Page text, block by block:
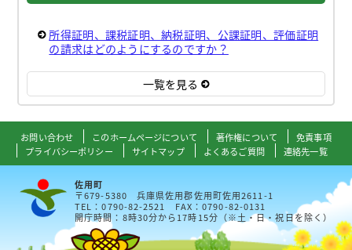
所得証明、課税証明、納税証明、公課証明、評価証明
の請求はどのようにするのですか？
一覧を見る
お問い合わせ このホームページについて 著作権について
免責事項
プライバシーポリシー
サイトマップ よくあるご質問 連絡先一覧
佐用町
〒679-5380 兵庫県佐用郡佐用町佐用2611-1
TEL：0790-82-2521 FAX：0790-82-0131
開庁時間：8時30分から17時15分（※土・日・祝日を除く）